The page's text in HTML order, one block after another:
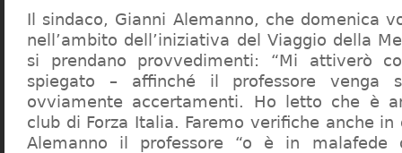
Il sindaco, Gianni Alemanno, che domenica
nell’ambito dell’iniziativa del Viaggio della
si prendano provvedimenti: “Mi attiverò
spiegato – affinché il professore venga
ovviamente accertamenti. Ho letto che è
club di Forza Italia. Faremo verifiche anche in
Alemanno il professore “o è in malafede